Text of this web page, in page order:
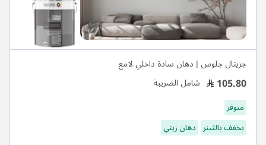
جزيتال جلوس | دهان سادة داخلي لامع
105.80 شامل الضريبة
متوفر
يخفف بالثينر دهان زيتي